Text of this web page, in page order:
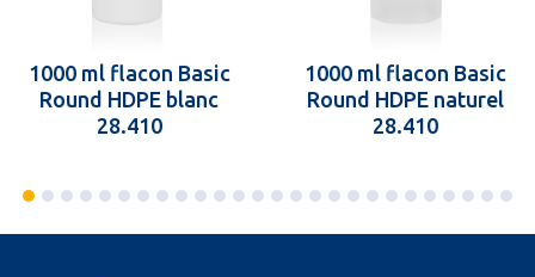
1000 ml flacon Basic
Round HDPE blanc
28.410
1000 ml flacon Basic
Round HDPE naturel
28.410